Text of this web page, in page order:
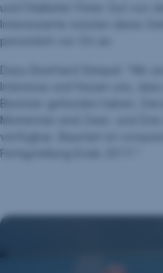
und Filialleiter Peter Gut von
Interessierte nützten diese
persönlich vor Ort an.
Dazu Eberhard Stimpel: "Wir
Interesse und freuen uns,
Besitzer gefunden haben.
Momentan sind Zwei- und
verfügbar. Baustart ist
Fertigstellung Ende 2017."